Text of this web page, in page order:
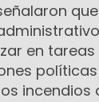
en
incendios